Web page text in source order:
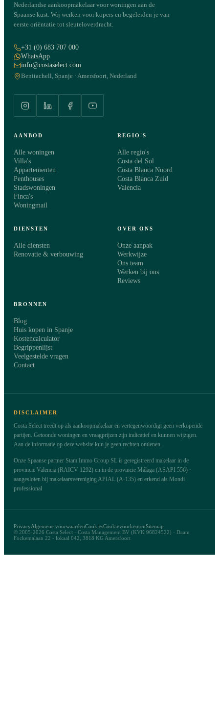
Nederlandse aankoopmakelaar voor woningen aan de
Spaanse kust. Wij werken voor kopers en begeleiden je van
eerste oriëntatie tot sleuteloverdracht.
+31 (0) 683 707 000
WhatsApp
info@costaselect.com
Benitachell, Spanje · Amersfoort, Nederland
AANBOD
Alle woningen
Villa's
Appartementen
Penthouses
Stadswoningen
Finca's
Woningmail
REGIO'S
Alle regio's
Costa del Sol
Costa Blanca Noord
Costa Blanca Zuid
Valencia
DIENSTEN
Alle diensten
Renovatie & verbouwing
OVER ONS
Onze aanpak
Werkwijze
Ons team
Werken bij ons
Reviews
BRONNEN
Blog
Huis kopen in Spanje
Kostencalculator
Begrippenlijst
Veelgestelde vragen
Contact
DISCLAIMER
Costa Select treedt op als aankoopmakelaar en vertegenwoordigt geen verkopende
partijen. Getoonde woningen en vraagprijzen zijn indicatief en kunnen wijzigen.
Aan de informatie op deze website kun je geen rechten ontlenen.
Onze Spaanse partner Stam Immo Group SL is geregistreerd makelaar in de
provincie Valencia (RAICV 1292) en in de provincie Málaga (ASAPI 556) ·
aangesloten bij makelaarsvereniging APIAL (A-135) en erkend als Mondi
professional
© 2005-2026 Costa Select · Costa Management BV (KVK 96824522) · Daam
Fockemalaan 22 - lokaal 042, 3818 KG Amersfoort
PrivacyAlgemene voorwaardenCookiesCookievoorkeurenSitemap